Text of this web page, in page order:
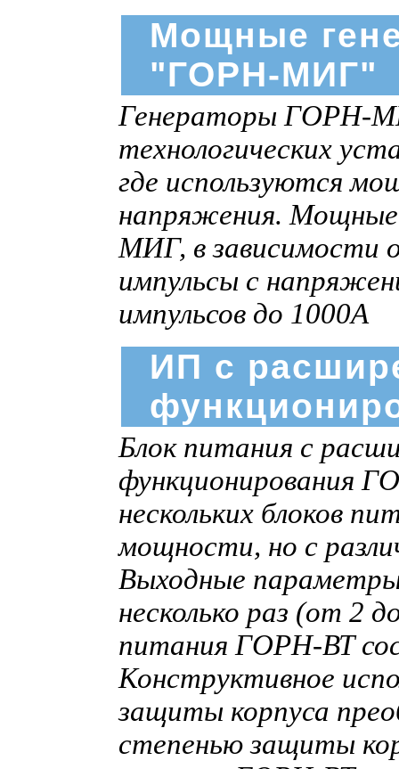
Мощные
"ГОРН-МИГ"
Генераторы ГОРН-
технологических
где используются
напряжения.
МИГ, в зависимости
импульсы c
импульсов до 1000А
ИП с
Блок питания с
функционирования
нескольких блоков
мощности, но с
Выходные
несколько раз (от 2
питания ГОРН-ВТ
Конструктивное
защиты корпуса
степенью защиты